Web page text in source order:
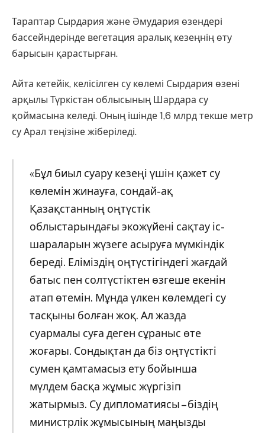
Тараптар Сырдария және Әмудария өзендері
бассейндерінде вегетация аралық кезеңнің өту
барысын қарастырған.
Айта кетейік, келісілген су көлемі Сырдария өзені
арқылы Түркістан облысының Шардара су
қоймасына келеді. Оның ішінде 1,6 млрд текше метр
су Арал теңізіне жіберіледі.
«Бұл биыл суару кезеңі үшін қажет су
көлемін жинауға, сондай-ақ
Қазақстанның оңтүстік
облыстарындағы экожүйені сақтау іс-
шараларын жүзеге асыруға мүмкіндік
береді. Еліміздің оңтүстігіндегі жағдай
батыс пен солтүстіктен өзгеше екенін
атап өтемін. Мұнда үлкен көлемдегі су
тасқыны болған жоқ. Ал жазда
суармалы суға деген сұраныс өте
жоғары. Сондықтан да біз оңтүстікті
сумен қамтамасыз ету бойынша
мүлдем басқа жұмыс жүргізіп
жатырмыз. Су дипломатиясы – біздің
министрлік жұмысының маңызды